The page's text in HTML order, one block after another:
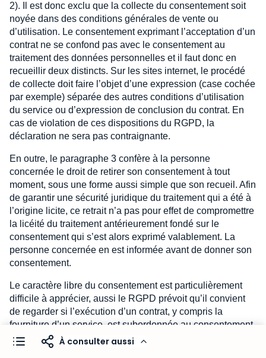
2). Il est donc exclu que la collecte du consentement soit
noyée dans des conditions générales de vente ou
d’utilisation. Le consentement exprimant l’acceptation d’un
contrat ne se confond pas avec le consentement au
traitement des données personnelles et il faut donc en
recueillir deux distincts. Sur les sites internet, le procédé
de collecte doit faire l’objet d’une expression (case cochée
par exemple) séparée des autres conditions d’utilisation
du service ou d’expression de conclusion du contrat. En
cas de violation de ces dispositions du RGPD, la
déclaration ne sera pas contraignante.
En outre, le paragraphe 3 confère à la personne
concernée le droit de retirer son consentement à tout
moment, sous une forme aussi simple que son recueil. Afin
de garantir une sécurité juridique du traitement qui a été à
l’origine licite, ce retrait n’a pas pour effet de compromettre
la licéité du traitement antérieurement fondé sur le
consentement qui s’est alors exprimé valablement. La
personne concernée en est informée avant de donner son
consentement.
Le caractère libre du consentement est particulièrement
difficile à apprécier, aussi le RGPD prévoit qu’il convient
de regarder si l’exécution d’un contrat, y compris la
fourniture d’un service, est subordonnée au consentement
au traitement de données à caractère personnel et si ce
traitement est nécessaire à l’exécution dudit contrat (§ 4). Il
À consulter aussi